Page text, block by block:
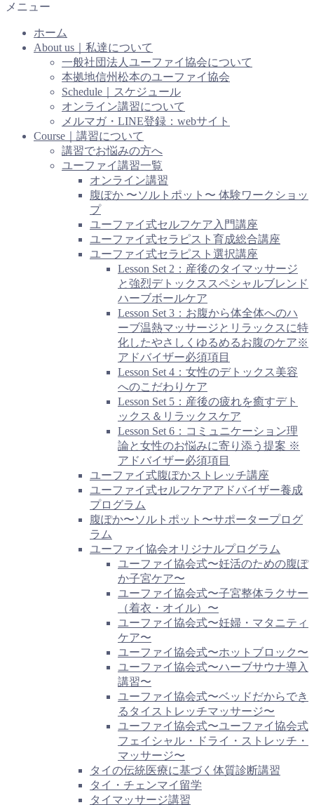
メニュー
ホーム
About us｜私達について
一般社団法人ユーファイ協会について
本拠地信州松本のユーファイ協会
Schedule｜スケジュール
オンライン講習について
メルマガ・LINE登録：webサイト
Course｜講習について
講習でお悩みの方へ
ユーファイ講習一覧
オンライン講習
腹ぽか 〜ソルトポット〜 体験ワークショッ
プ
ユーファイ式セルフケア入門講座
ユーファイ式セラピスト育成総合講座
ユーファイ式セラピスト選択講座
Lesson Set 2：産後のタイマッサージ
と強烈デトックススペシャルブレンド
ハーブボールケア
Lesson Set 3：お腹から体全体へのハ
ーブ温熱マッサージとリラックスに特
化したやさしくゆるめるお腹のケア※
アドバイザー必須項目
Lesson Set 4：女性のデトックス美容
へのこだわりケア
Lesson Set 5：産後の疲れを癒すデト
ックス＆リラックスケア
Lesson Set 6：コミュニケーション理
論と女性のお悩みに寄り添う提案 ※
アドバイザー必須項目
ユーファイ式腹ぽかストレッチ講座
ユーファイ式セルフケアアドバイザー養成
プログラム
腹ぽか〜ソルトポット〜サポータープログ
ラム
ユーファイ協会オリジナルプログラム
ユーファイ協会式〜妊活のための腹ぽ
か子宮ケア〜
ユーファイ協会式〜子宮整体ラクサー
（着衣・オイル）〜
ユーファイ協会式〜妊婦・マタニティ
ケア〜
ユーファイ協会式〜ホットブロック〜
ユーファイ協会式〜ハーブサウナ導入
講習〜
ユーファイ協会式〜ベッドだからでき
るタイストレッチマッサージ〜
ユーファイ協会式〜ユーファイ協会式
フェイシャル・ドライ・ストレッチ・
マッサージ〜
タイの伝統医療に基づく体質診断講習
タイ・チェンマイ留学
タイマッサージ講習